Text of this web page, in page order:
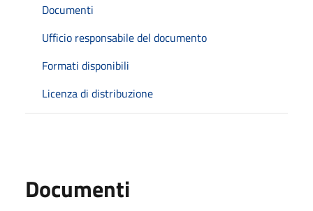
Documenti
Ufficio responsabile del documento
Formati disponibili
Licenza di distribuzione
Documenti